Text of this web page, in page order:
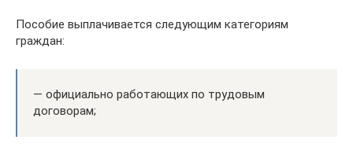
Пособие выплачивается следующим категориям
граждан:
— официально работающих по трудовым
договорам;